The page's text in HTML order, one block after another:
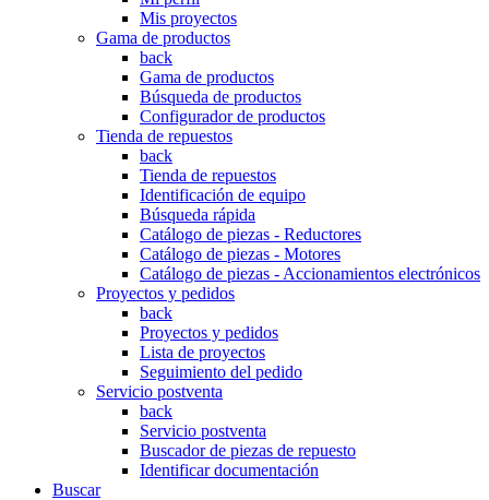
Mis proyectos
Gama de productos
back
Gama de productos
Búsqueda de productos
Configurador de productos
Tienda de repuestos
back
Tienda de repuestos
Identificación de equipo
Búsqueda rápida
Catálogo de piezas - Reductores
Catálogo de piezas - Motores
Catálogo de piezas - Accionamientos electrónicos
Proyectos y pedidos
back
Proyectos y pedidos
Lista de proyectos
Seguimiento del pedido
Servicio postventa
back
Servicio postventa
Buscador de piezas de repuesto
Identificar documentación
Buscar